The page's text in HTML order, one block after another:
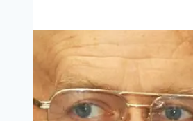
наибольшей
силой